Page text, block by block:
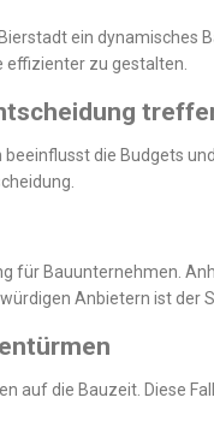
ein
effizienter zu gestalten.
die Budgets
für Bauunternehmen.
Anbietern ist der
auf die Bauzeit. Diese